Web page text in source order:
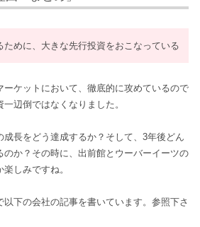
ために、大きな先行投資をおこなっている
ーケットにおいて、徹底的に攻めているので
辺倒ではなくなりました。
長をどう達成するか？そして、3年後どん
のか？その時に、出前館とウーバーイーツの
しみですね。
下の会社の記事を書いています。参照下さ